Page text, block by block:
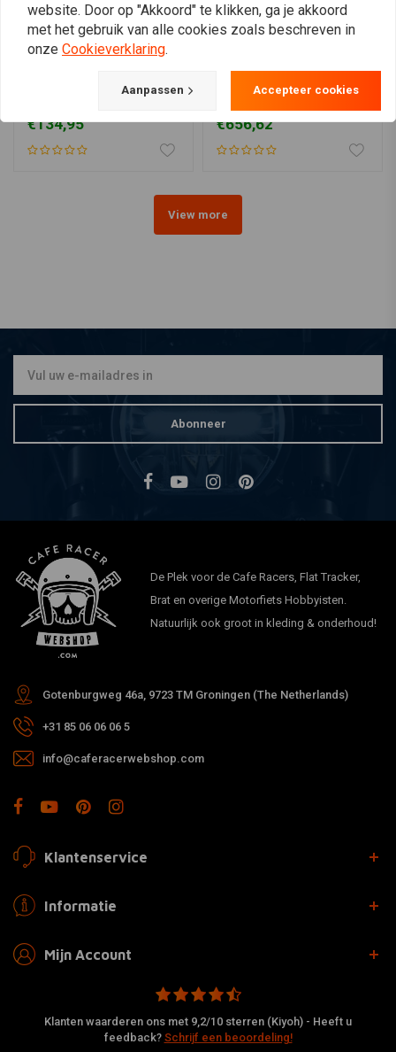
TNT-05 D48 Toerenteller
€134,95
KOSO
RX5 TFT Multifunctionele
€656,62
View more
Abonneer
De Plek voor de Cafe Racers, Flat Tracker,
Brat en overige Motorfiets Hobbyisten.
Natuurlijk ook groot in kleding & onderhoud!
Gotenburgweg 46a, 9723 TM Groningen (The Netherlands)
+31 85 06 06 06 5
info@caferacerwebshop.com
Klantenservice
Informatie
Mijn Account
Klanten waarderen ons met 9,2/10 sterren (Kiyoh) - Heeft u
feedback? Schrijf een beoordeling!
website. Door op "Akkoord" te klikken, ga je akkoord
met het gebruik van alle cookies zoals beschreven in
onze Cookieverklaring.
Aanpassen Accepteer cookies